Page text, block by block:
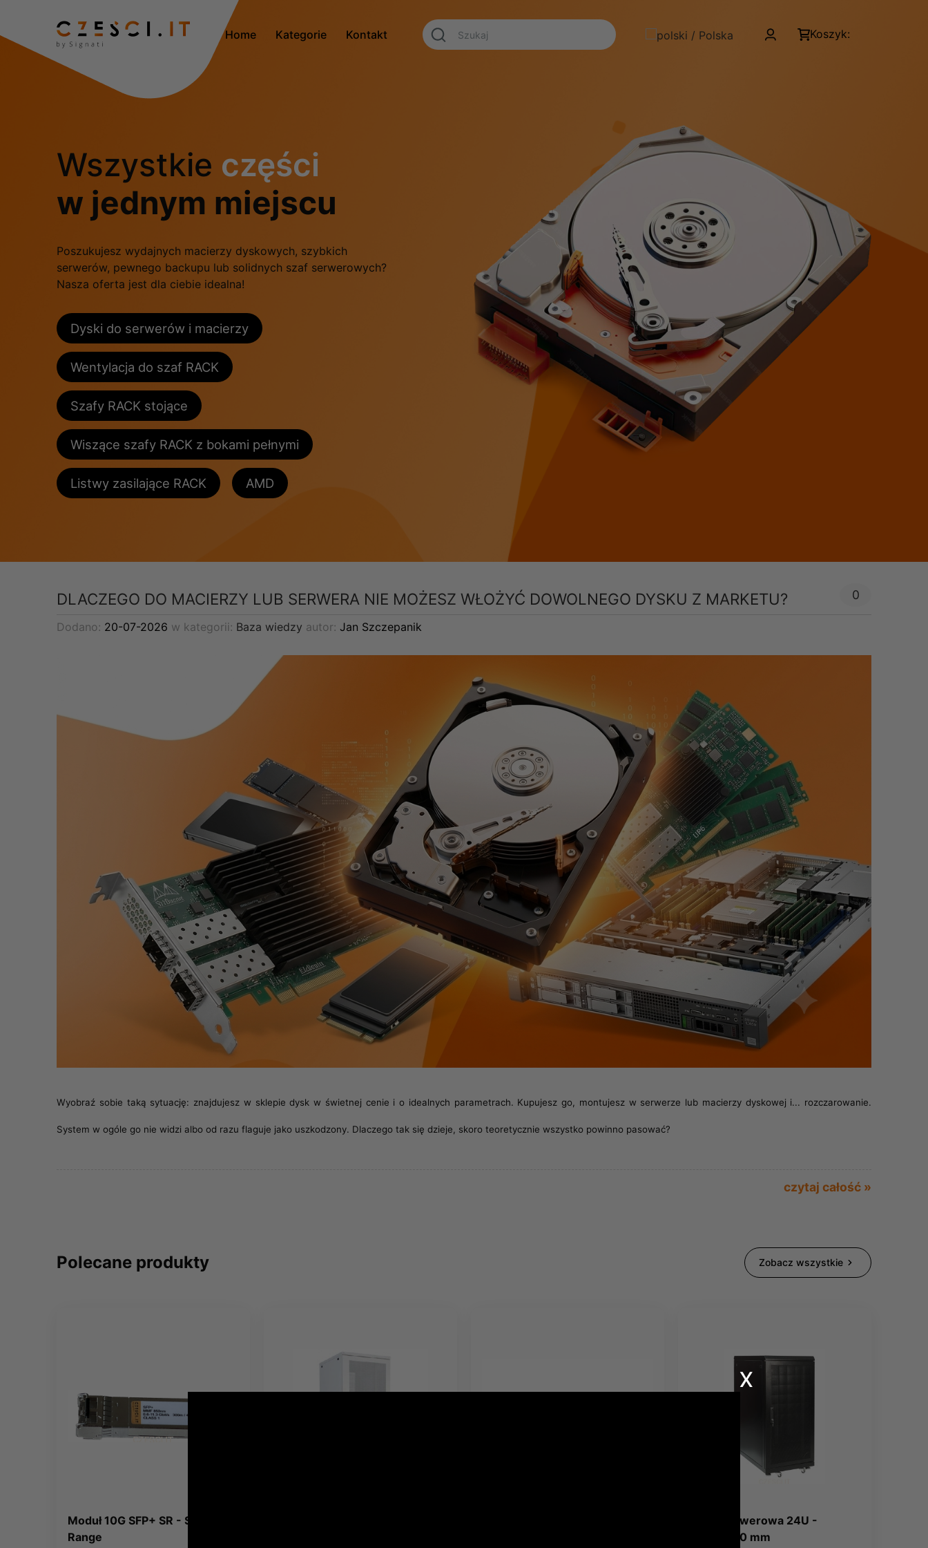
Koszyk:
Home Kategorie Kontakt
Wszystkie części
w jednym miejscu
Poszukujesz wydajnych macierzy dyskowych, szybkich
serwerów, pewnego backupu lub solidnych szaf serwerowych?
Nasza oferta jest dla ciebie idealna!
Dyski do serwerów i macierzy
Wentylacja do szaf RACK
Szafy RACK stojące
Wiszące szafy RACK z bokami pełnymi
Listwy zasilające RACK AMD
DLACZEGO DO MACIERZY LUB SERWERA NIE MOŻESZ WŁOŻYĆ DOWOLNEGO DYSKU Z MARKETU? 0
Dodano: 20-07-2026 w kategorii: Baza wiedzy autor: Jan Szczepanik
Wyobraź sobie taką sytuację: znajdujesz w sklepie dysk w świetnej cenie i o idealnych parametrach. Kupujesz go, montujesz w serwerze lub macierzy dyskowej i... rozczarowanie.
System w ogóle go nie widzi albo od razu flaguje jako uszkodzony. Dlaczego tak się dzieje, skoro teoretycznie wszystko powinno pasować?
czytaj całość »
Polecane produkty Zobacz wszystkie
Moduł 10G SFP+ SR - Short
Range
Szafa serwerowa 24U -
800x1200 mm
x